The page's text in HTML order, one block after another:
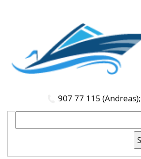
907 77 115 (Andreas);